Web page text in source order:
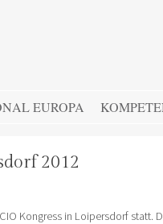
EUROPA
2012
Kongress in Loipersdorf statt.